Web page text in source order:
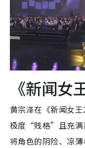
《新闻女
黄宗泽在《新闻女
极度“贱格”且充满
将角色的阴险、凉